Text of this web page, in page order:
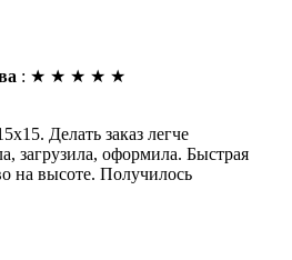
: ★ ★ ★ ★ ★
Делать заказ легче
загрузила, оформила. Быстрая
на высоте. Получилось